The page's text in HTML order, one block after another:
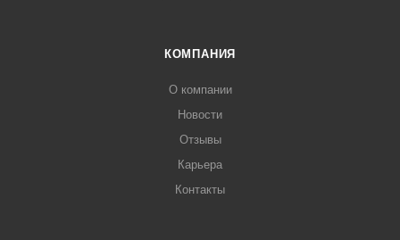
КОМПАНИЯ
О компании
Новости
Отзывы
Карьера
Контакты